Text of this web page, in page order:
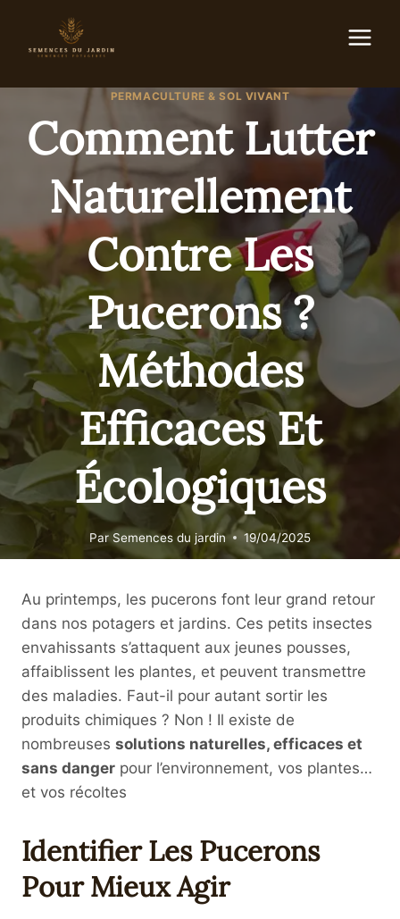
contenu
PERMACULTURE & SOL VIVANT
Comment Lutter
Naturellement
Contre Les
Pucerons ?
Méthodes
Efficaces Et
Écologiques
Par Semences du jardin 19/04/2025
Au printemps, les pucerons font leur grand retour
dans nos potagers et jardins. Ces petits insectes
envahissants s’attaquent aux jeunes pousses,
affaiblissent les plantes, et peuvent transmettre
des maladies. Faut-il pour autant sortir les
produits chimiques ? Non ! Il existe de
nombreuses solutions naturelles, efficaces et
sans danger pour l’environnement, vos plantes…
et vos récoltes
Identifier Les Pucerons
Pour Mieux Agir